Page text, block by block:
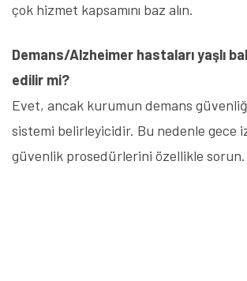
çok hizmet kapsamını baz alın.
Demans/Alzheimer hastaları yaşlı
edilir mi?
Evet, ancak kurumun demans
sistemi belirleyicidir. Bu nedenle gece
güvenlik prosedürlerini özellikle sorun.